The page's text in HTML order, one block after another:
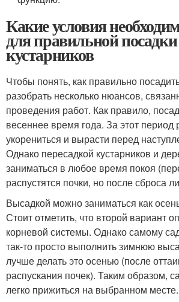
Какие условия
для правильной
кустарников
Чтобы понять, как правильно
разобрать несколько нюансов,
проведения работ. Как правило,
весеннее время года. За этот период
укорениться и вырасти перед
Однако пересадкой кустарников и
заниматься в любое время покоя
распустятся почки, но после сброса
Высадкой можно заниматься как
Стоит отметить, что второй вариант
корневой системы. Однако самому
так-то просто выполнить зимнюю
лучше делать это осенью (после
распускания почек). Таким образом,
легко прижиться на выбранном месте.